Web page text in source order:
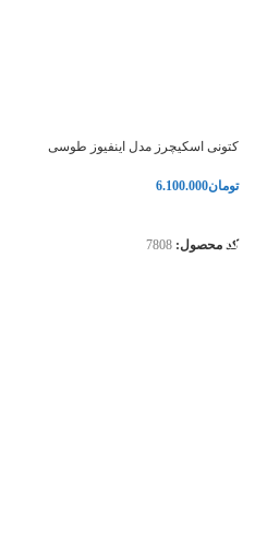
کتونی اسکیچرز مدل اینفیوز طوسی
تومان6.100.000
کد محصول: 7808